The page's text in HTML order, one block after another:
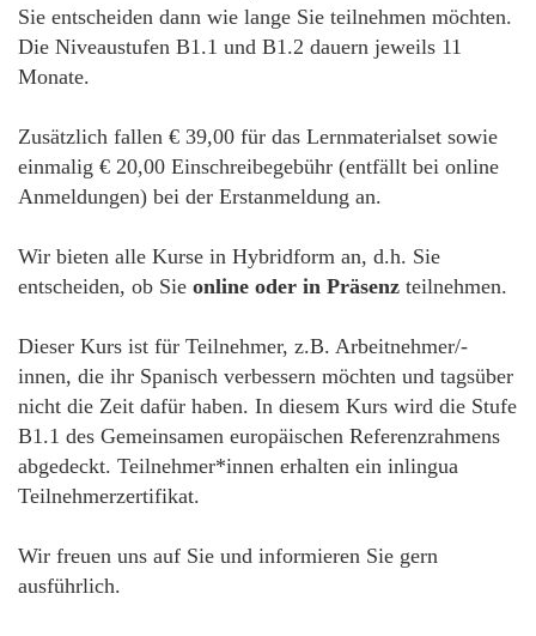
Sie entscheiden dann wie lange Sie teilnehmen möchten.
Die Niveaustufen B1.1 und B1.2 dauern jeweils 11
Monate.
Zusätzlich fallen € 39,00 für das Lernmaterialset sowie
einmalig € 20,00 Einschreibegebühr (entfällt bei online
Anmeldungen) bei der Erstanmeldung an.
Wir bieten alle Kurse in Hybridform an, d.h. Sie
entscheiden, ob Sie online oder in Präsenz teilnehmen.
Dieser Kurs ist für Teilnehmer, z.B. Arbeitnehmer/-
innen, die ihr Spanisch verbessern möchten und tagsüber
nicht die Zeit dafür haben. In diesem Kurs wird die Stufe
B1.1 des Gemeinsamen europäischen Referenzrahmens
abgedeckt. Teilnehmer*innen erhalten ein inlingua
Teilnehmerzertifikat.
Wir freuen uns auf Sie und informieren Sie gern
ausführlich.